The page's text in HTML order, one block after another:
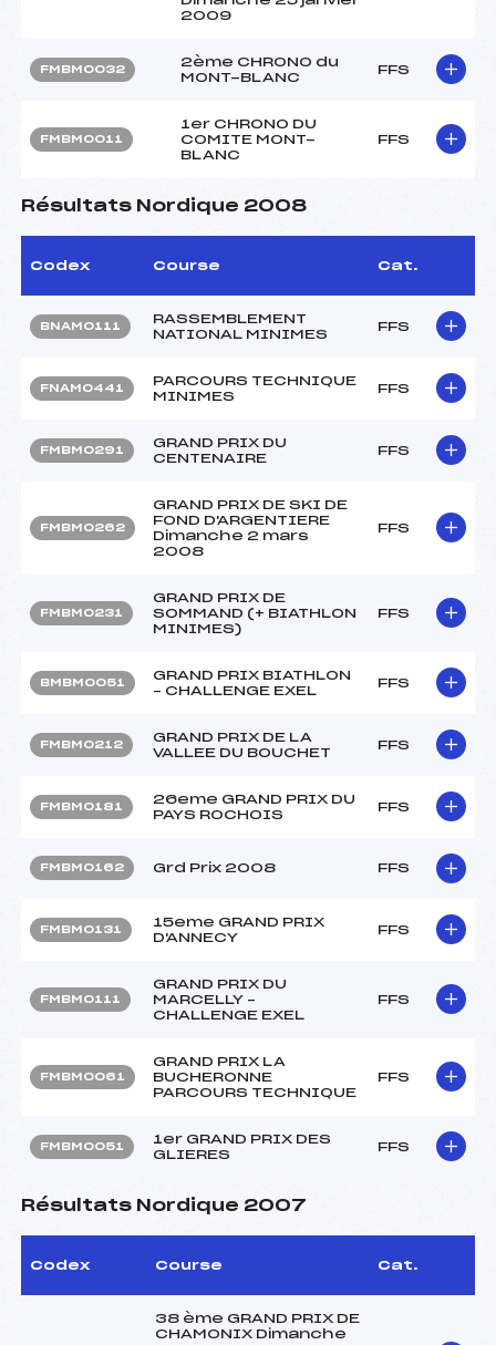
2009
FMBM0032
2ème CHRONO du
MONT-BLANC
FFS
FMBM0011
1er CHRONO DU
COMITE MONT-
BLANC
FFS
Résultats Nordique 2008
Codex Course Cat.
BNAM0111
RASSEMBLEMENT
NATIONAL MINIMES
FFS
FNAM0441
PARCOURS TECHNIQUE
MINIMES
FFS
FMBM0291
GRAND PRIX DU
CENTENAIRE
FFS
FMBM0262
GRAND PRIX DE SKI DE
FOND D'ARGENTIERE
Dimanche 2 mars
2008
FFS
FMBM0231
GRAND PRIX DE
SOMMAND (+ BIATHLON
MINIMES)
FFS
BMBM0051
GRAND PRIX BIATHLON
– CHALLENGE EXEL
FFS
FMBM0212
GRAND PRIX DE LA
VALLEE DU BOUCHET
FFS
FMBM0181
26eme GRAND PRIX DU
PAYS ROCHOIS
FFS
FMBM0162 Grd Prix 2008 FFS
FMBM0131
15eme GRAND PRIX
D'ANNECY
FFS
FMBM0111
GRAND PRIX DU
MARCELLY –
CHALLENGE EXEL
FFS
FMBM0061
GRAND PRIX LA
BUCHERONNE
PARCOURS TECHNIQUE
FFS
FMBM0051
1er GRAND PRIX DES
GLIERES
FFS
Résultats Nordique 2007
Codex Course Cat.
38 ème GRAND PRIX DE
CHAMONIX Dimanche